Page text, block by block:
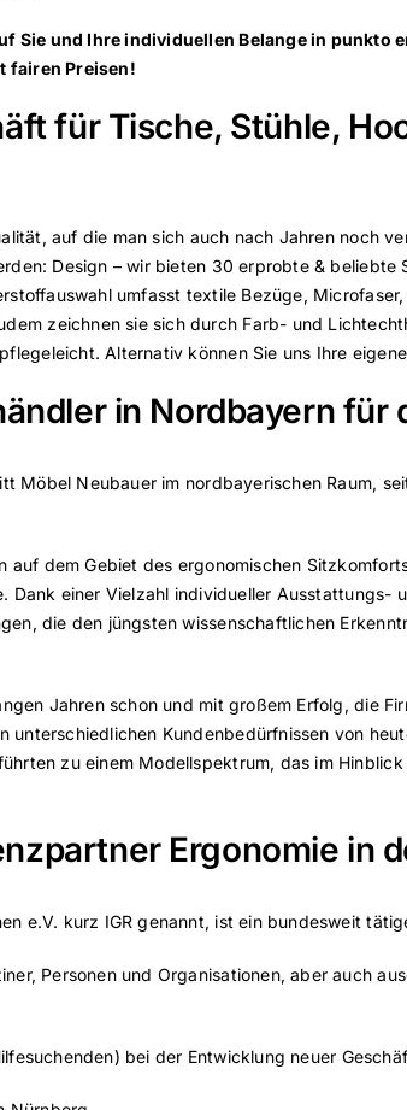
Sie und Ihre individuellen Belange in
fairen Preisen!
für Tische, Stühle,
auf die man sich auch nach Jahren noch
Design – wir bieten 30 erprobte & beliebte
umfasst textile Bezüge,
zeichnen sie sich durch Farb- und
Alternativ können Sie uns Ihre
in Nordbayern für
Möbel Neubauer im nordbayerischen Raum,
auf dem Gebiet des ergonomischen
einer Vielzahl individueller
die den jüngsten wissenschaftlichen
Jahren schon und mit großem Erfolg, die
Kundenbedürfnissen von
zu einem Modellspektrum, das im
Ergonomie in
e.V. kurz IGR genannt, ist ein bundesweit
Personen und Organisationen, aber auch
bei der Entwicklung neuer